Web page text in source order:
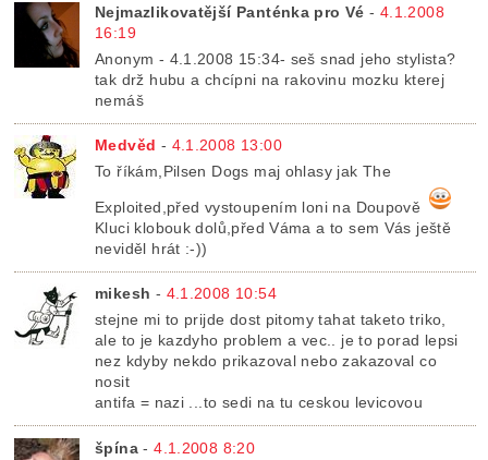
Nejmazlikovatější Panténka pro Vé - 4.1.2008
16:19
Anonym - 4.1.2008 15:34- seš snad jeho stylista?
tak drž hubu a chcípni na rakovinu mozku kterej
nemáš
Medvěd - 4.1.2008 13:00
To říkám,Pilsen Dogs maj ohlasy jak The
Exploited,před vystoupením loni na Doupově
Kluci klobouk dolů,před Váma a to sem Vás ještě
neviděl hrát :-))
mikesh - 4.1.2008 10:54
stejne mi to prijde dost pitomy tahat taketo triko,
ale to je kazdyho problem a vec.. je to porad lepsi
nez kdyby nekdo prikazoval nebo zakazoval co
nosit
antifa = nazi ...to sedi na tu ceskou levicovou
špína -4.1.2008 8:20